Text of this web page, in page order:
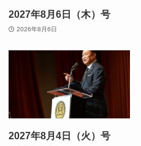
2027年8月6日（木）号
2026年8月6日
2027年8月4日（火）号